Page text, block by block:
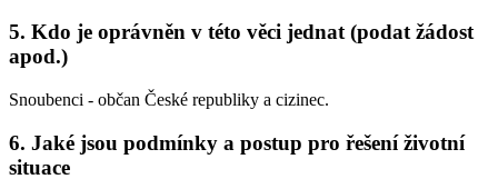
5. Kdo je oprávněn v této věci jednat (podat žádost
apod.)
Snoubenci - občan České republiky a cizinec.
6. Jaké jsou podmínky a postup pro řešení životní
situace